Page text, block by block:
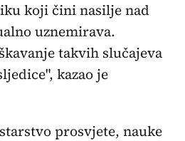
koji čini nasilje nad
uznemirava.
takvih slučajeva
kazao je
prosvjete, nauke